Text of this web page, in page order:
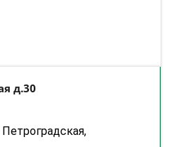
д.30